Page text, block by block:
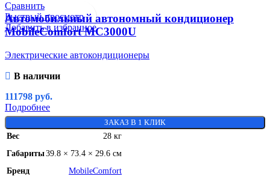
Сравнить
Быстрый просмотр
Добавить в избранное
Автомобильный автономный кондиционер
MobileComfort MC3000U
Электрические автокондиционеры
В наличии
111798 руб.
Подробнее
ЗАКАЗ В 1 КЛИК
Вес
28 кг
Габариты39.8 × 73.4 × 29.6 см
Бренд
MobileComfort